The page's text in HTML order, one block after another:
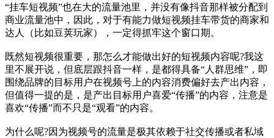
“挂车短视频”也在大的流量池里，并没有像抖音那样被分配到
商业流量池中，因此，对于有能力做短视频挂车带货的商家和
达人（比如豆荚玩家），一定得抓牢这个窗口期。
既然短视频很重要，那怎么才能做出好的短视频内容呢?我这
里不展开说，但底层跟抖音一样，是都得具备“人群思维”，即
围绕品牌的目标用户在视频号上的内容消费偏好去产出内容，
但值得一提的是，是产出目标用户喜爱“传播”的内容，注意是
喜欢“传播”而不只是“观看”的内容。
为什么呢?因为视频号的流量是极其依赖于社交传播或者私域